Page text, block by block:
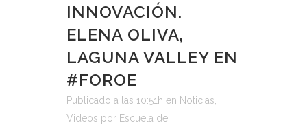
INNOVACIÓN.
ELENA OLIVA,
LAGUNA VALLEY EN
#FOROE
Publicado a las 10:51h en Noticias
Videos por Escuela de